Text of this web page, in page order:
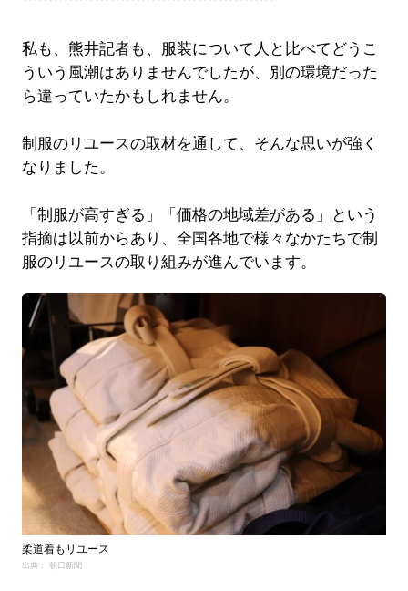
私も、熊井記者も、服装について人と比べてどうこ
ういう風潮はありませんでしたが、別の環境だった
ら違っていたかもしれません。
制服のリユースの取材を通して、そんな思いが強く
なりました。
「制服が高すぎる」「価格の地域差がある」という
指摘は以前からあり、全国各地で様々なかたちで制
服のリユースの取り組みが進んでいます。
柔道着もリユース
出典： 朝日新聞